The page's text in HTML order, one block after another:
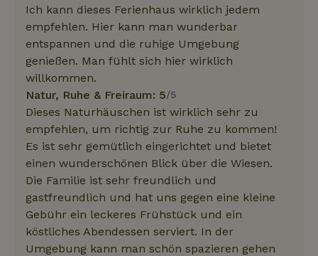
Ich kann dieses Ferienhaus wirklich jedem
empfehlen. Hier kann man wunderbar
entspannen und die ruhige Umgebung
genießen. Man fühlt sich hier wirklich
willkommen.
Natur, Ruhe & Freiraum: 5/5
Dieses Naturhäuschen ist wirklich sehr zu
empfehlen, um richtig zur Ruhe zu kommen!
Es ist sehr gemütlich eingerichtet und bietet
einen wunderschönen Blick über die Wiesen.
Die Familie ist sehr freundlich und
gastfreundlich und hat uns gegen eine kleine
Gebühr ein leckeres Frühstück und ein
köstliches Abendessen serviert. In der
Umgebung kann man schön spazieren gehen